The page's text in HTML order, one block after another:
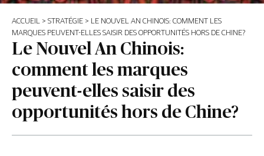
ACCUEIL > STRATÉGIE > LE NOUVEL AN CHINOIS: COMMENT LES
MARQUES PEUVENT-ELLES SAISIR DES OPPORTUNITÉS HORS DE CHINE?
Le Nouvel An Chinois:
comment les marques
peuvent-elles saisir des
opportunités hors de Chine?